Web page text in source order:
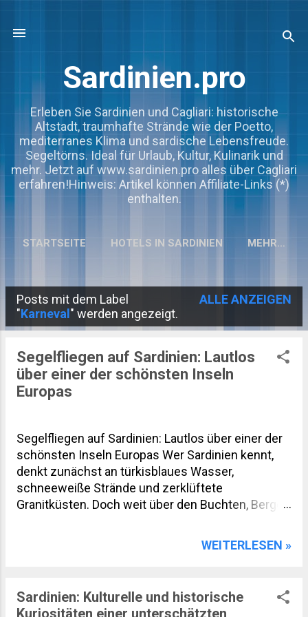
Sardinien.pro
Erleben Sie Sardinien und Cagliari: historische
Altstadt, traumhafte Strände wie der Poetto,
mediterranes Klima und sardische Lebensfreude.
Segeltörns. Ideal für Urlaub, Kultur, Kulinarik und
mehr. Jetzt auf www.sardinien.pro alles über Cagliari
erfahren!Hinweis: Artikel können Affiliate-Links (*)
enthalten.
STARTSEITE HOTELS IN SARDINIEN MEHR…
P
o
Posts mit dem Label
"Karneval " werden angezeigt.
ALLE ANZEIGEN
Segelfliegen auf Sardinien: Lautlos
über einer der schönsten Inseln
Europas
Segelfliegen auf Sardinien: Lautlos über einer der
schönsten Inseln Europas Wer Sardinien kennt,
denkt zunächst an türkisblaues Wasser,
schneeweiße Strände und zerklüftete
Granitküsten. Doch weit über den Buchten, Bergen
Beim Segelfliegen zeigt sich die Mittelmeerinsel
von ihrer spektakulärsten Seite. Lautlos gleiten
des Golfs von Orosei. Der Blick reicht an klaren
WEITERLESEN »
Sardinien: Kulturelle und historische
Kuriositäten einer unterschätzten